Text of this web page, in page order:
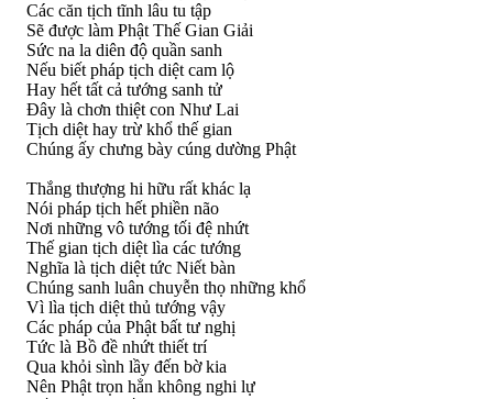
Các căn tịch tĩnh lâu tu tập
Sẽ được làm Phật Thế Gian Giải
Sức na la diên độ quần sanh
Nếu biết pháp tịch diệt cam lộ
Hay hết tất cả tướng sanh tử
Ðây là chơn thiệt con Như Lai
Tịch diệt hay trừ khổ thế gian
Chúng ấy chưng bày cúng dường Phật
Thắng thượng hi hữu rất khác lạ
Nói pháp tịch hết phiền não
Nơi những vô tướng tối đệ nhứt
Thế gian tịch diệt lìa các tướng
Nghĩa là tịch diệt tức Niết bàn
Chúng sanh luân chuyễn thọ những khổ
Vì lìa tịch diệt thủ tướng vậy
Các pháp của Phật bất tư nghị
Tức là Bồ đề nhứt thiết trí
Qua khỏi sình lầy đến bờ kia
Nên Phật trọn hẳn không nghi lự